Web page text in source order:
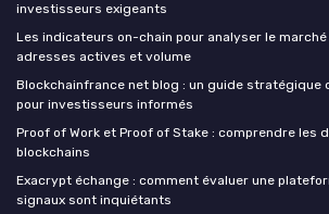
investisseurs exigeants
Les indicateurs on-chain pour analyser le marché
adresses actives et volume
Blockchainfrance net blog : un guide stratégique
pour investisseurs informés
Proof of Work et Proof of Stake : comprendre les
blockchains
Exacrypt échange : comment évaluer une
signaux sont inquiétants